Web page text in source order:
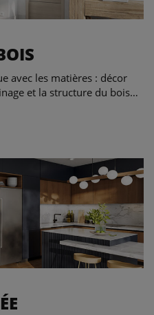
avec les matières : décor
et la structure du bois…